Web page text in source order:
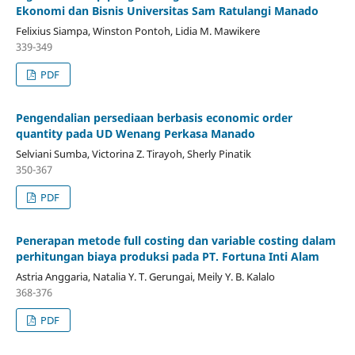
Ekonomi dan Bisnis Universitas Sam Ratulangi Manado
Felixius Siampa, Winston Pontoh, Lidia M. Mawikere
339-349
PDF
Pengendalian persediaan berbasis economic order
quantity pada UD Wenang Perkasa Manado
Selviani Sumba, Victorina Z. Tirayoh, Sherly Pinatik
350-367
PDF
Penerapan metode full costing dan variable costing dalam
perhitungan biaya produksi pada PT. Fortuna Inti Alam
Astria Anggaria, Natalia Y. T. Gerungai, Meily Y. B. Kalalo
368-376
PDF